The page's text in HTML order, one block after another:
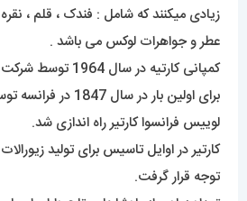
زیادی میکنند که شامل : فندک ، قلم ،
عطر و جواهرات لوکس می باشد .
کمپانی کارتیه در سال 1964 توسط شرکت ریشمون خریداری شد .
برای اولین بار در
لوییس فرانسوا کارتیر راه اندازی شد.
کارتیر در اوایل تاسیس برای تولید
توجه قرار گرفت.